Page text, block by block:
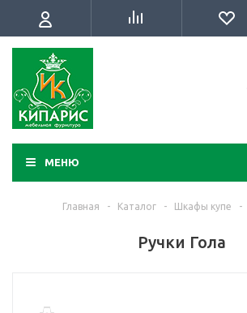
МЕНЮ
Главная - Каталог - Шкафы купе -
Ручки Гола